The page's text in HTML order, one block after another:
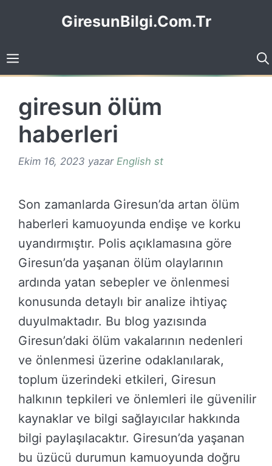
GiresunBilgi.Com.Tr
giresun ölüm
haberleri
Ekim 16, 2023 yazar English st
Son zamanlarda Giresun’da artan ölüm
haberleri kamuoyunda endişe ve korku
uyandırmıştır. Polis açıklamasına göre
Giresun’da yaşanan ölüm olaylarının
ardında yatan sebepler ve önlenmesi
konusunda detaylı bir analize ihtiyaç
duyulmaktadır. Bu blog yazısında
Giresun’daki ölüm vakalarının nedenleri
ve önlenmesi üzerine odaklanılarak,
toplum üzerindeki etkileri, Giresun
halkının tepkileri ve önlemleri ile güvenilir
kaynaklar ve bilgi sağlayıcılar hakkında
bilgi paylaşılacaktır. Giresun’da yaşanan
bu üzücü durumun kamuoyunda doğru